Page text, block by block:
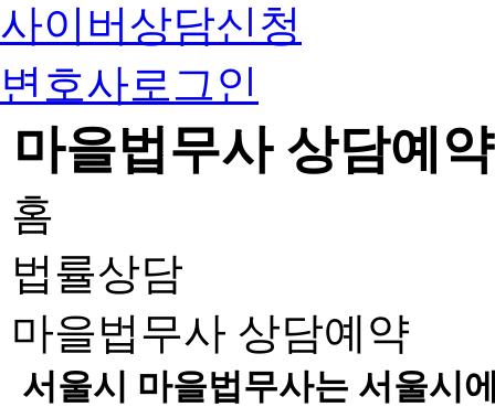
사이버상담신청
변호사로그인
마을법무사 상담예약
홈
법률상담
마을법무사 상담예약
서울시 마을법무사는 서울시